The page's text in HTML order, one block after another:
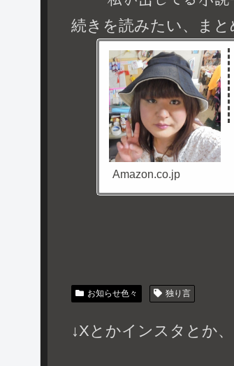
続きを読みたい、ま
Amazon.co.jp
お知らせ色々 独り言
↓Xとかインスタとか